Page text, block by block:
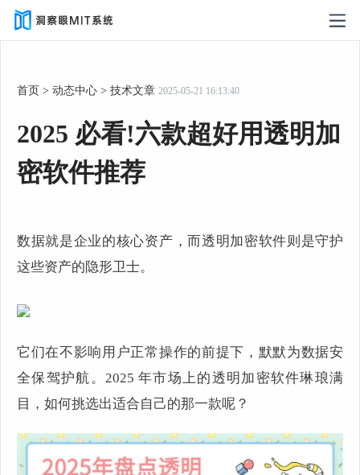
首页 > 动态中心 > 技术文章 2025-05-21 16:13:40
2025 必看!六款超好用透明加
密软件推荐
数据就是企业的核心资产，而透明加密软件则是守护
这些资产的隐形卫士。
它们在不影响用户正常操作的前提下，默默为数据安
全保驾护航。2025 年市场上的透明加密软件琳琅满
目，如何挑选出适合自己的那一款呢？